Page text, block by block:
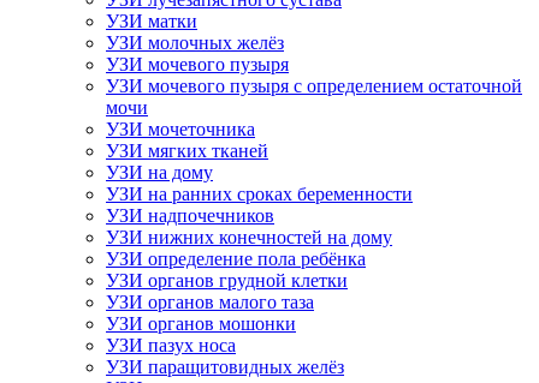
УЗИ матки
УЗИ молочных желёз
УЗИ мочевого пузыря
УЗИ мочевого пузыря с определением остаточной
мочи
УЗИ мочеточника
УЗИ мягких тканей
УЗИ на дому
УЗИ на ранних сроках беременности
УЗИ надпочечников
УЗИ нижних конечностей на дому
УЗИ определение пола ребёнка
УЗИ органов грудной клетки
УЗИ органов малого таза
УЗИ органов мошонки
УЗИ пазух носа
УЗИ паращитовидных желёз